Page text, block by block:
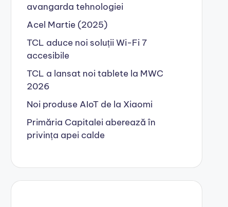
avangarda tehnologiei
Acel Martie (2025)
TCL aduce noi soluții Wi-Fi 7
accesibile
TCL a lansat noi tablete la MWC
2026
Noi produse AIoT de la Xiaomi
Primăria Capitalei aberează în
privința apei calde